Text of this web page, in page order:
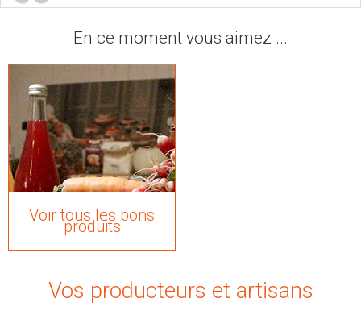
En ce moment vous aimez ...
Voir tous les bons
produits
Vos producteurs et artisans